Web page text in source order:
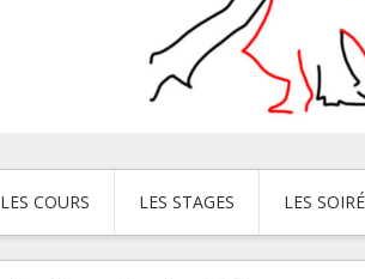
LES COURS LES STAGES LES